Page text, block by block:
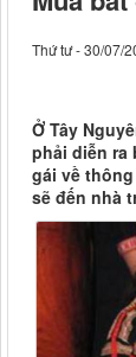
Thứ tư - 30/07/
Ở Tây
phải diễn ra
gái về
sẽ đến nhà